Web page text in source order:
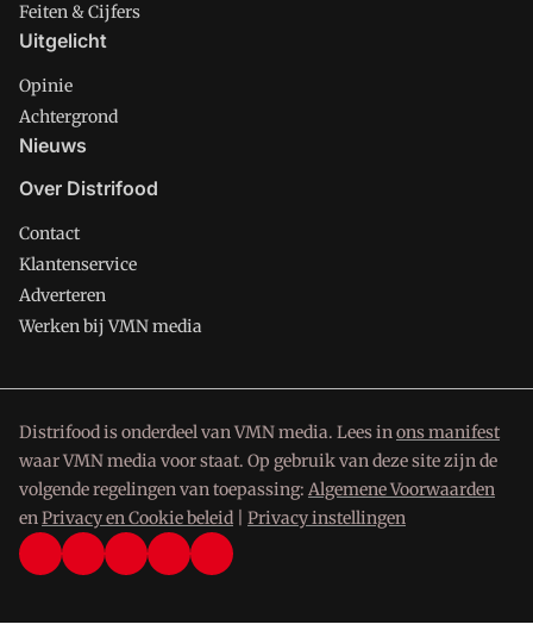
Feiten & Cijfers
Uitgelicht
Opinie
Achtergrond
Nieuws
Over Distrifood
Contact
Klantenservice
Adverteren
Werken bij VMN media
Distrifood is onderdeel van VMN media. Lees inons manifest
waar VMN media voor staat. Op gebruik van deze site zijn de
volgende regelingen van toepassing: Algemene Voorwaarden
enPrivacy en Cookie beleid Privacy instellingen